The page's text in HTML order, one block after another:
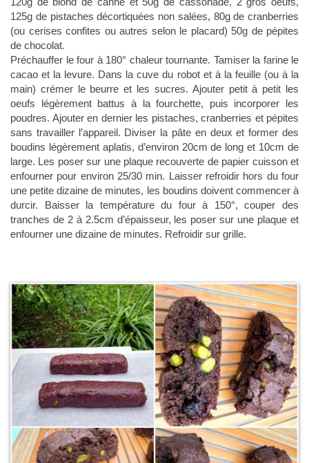
125g de pistaches décortiquées non salées, 80g de cranberries
(ou cerises confites ou autres selon le placard) 50g de pépites
de chocolat.
Préchauffer le four à 180° chaleur tournante. Tamiser la farine le
cacao et la levure. Dans la cuve du robot et à la feuille (ou à la
main) crémer le beurre et les sucres. Ajouter petit à petit les
oeufs légèrement battus à la fourchette, puis incorporer les
poudres. Ajouter en dernier les pistaches, cranberries et pépites
sans travailler l’appareil. Diviser la pâte en deux et former des
boudins légèrement aplatis, d’environ 20cm de long et 10cm de
large. Les poser sur une plaque recouverte de papier cuisson et
enfourner pour environ 25/30 min. Laisser refroidir hors du four
une petite dizaine de minutes, les boudins doivent commencer à
durcir. Baisser la température du four à 150°, couper des
tranches de 2 à 2.5cm d’épaisseur, les poser sur une plaque et
enfourner une dizaine de minutes. Refroidir sur grille.